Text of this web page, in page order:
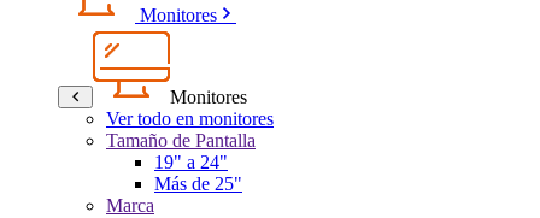
Monitores
Monitores
Ver todo en monitores
Tamaño de Pantalla
19" a 24"
Más de 25"
Marca